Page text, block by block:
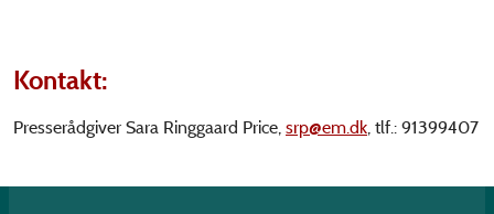
Kontakt:
Presserådgiver Sara Ringgaard Price, srp@em.dk , tlf.: 91399407